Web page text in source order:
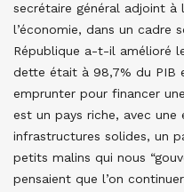
secrétaire général adjoint à
l’économie, dans un cadre
République a-t-il amélioré
dette était à 98,7% du PIB
emprunter pour financer
est un pays riche, avec une
infrastructures solides, un
petits malins qui nous
pensaient que l’on